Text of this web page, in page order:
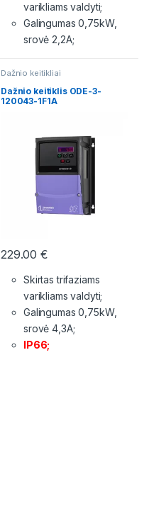
varikliams valdyti;
Galingumas 0,75kW,
srovė 2,2A;
Dažnio keitikliai
Dažnio keitiklis ODE-3-
120043-1F1A
229.00€
Skirtas trifaziams
varikliams valdyti;
Galingumas 0,75kW,
srovė 4,3A;
IP66;